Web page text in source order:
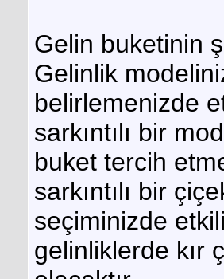
Gelin buketinin
Gelinlik
belirlemenizde
sarkıntılı bir
buket tercih
sarkıntılı bir
seçiminizde
gelinliklerde kır